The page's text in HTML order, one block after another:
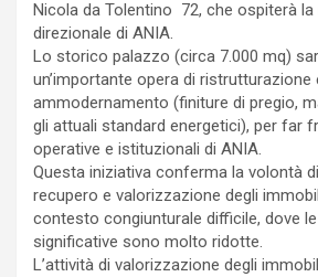
Nicola da Tolentino 72, che ospiterà la
direzionale di ANIA.
Lo storico palazzo (circa 7.000 mq)
un’importante opera di ristrutturazione
ammodernamento (finiture di pregio,
gli attuali standard energetici), per far
operative e istituzionali di ANIA.
Questa iniziativa conferma la volontà
recupero e valorizzazione degli
contesto congiunturale difficile, dove
significative sono molto ridotte.
L’attività di valorizzazione degli